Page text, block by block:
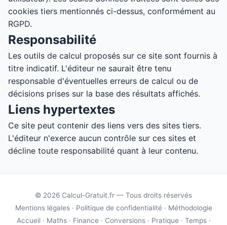
cookies tiers mentionnés ci-dessus, conformément au
RGPD.
Responsabilité
Les outils de calcul proposés sur ce site sont fournis à
titre indicatif. L'éditeur ne saurait être tenu
responsable d'éventuelles erreurs de calcul ou de
décisions prises sur la base des résultats affichés.
Liens hypertextes
Ce site peut contenir des liens vers des sites tiers.
L'éditeur n'exerce aucun contrôle sur ces sites et
décline toute responsabilité quant à leur contenu.
© 2026 Calcul-Gratuit.fr — Tous droits réservés
Mentions légales· Politique de confidentialité · Méthodologie
Accueil· Maths· Finance · Conversions· Pratique · Temps·